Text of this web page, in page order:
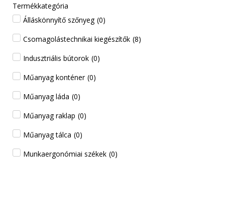
Termékkategória
Álláskönnyítő szőnyeg (0)
Csomagolástechnikai kiegészítők (8)
Indusztriális bútorok (0)
Műanyag konténer (0)
Műanyag láda (0)
Műanyag raklap (0)
Műanyag tálca (0)
Munkaergonómiai székek (0)